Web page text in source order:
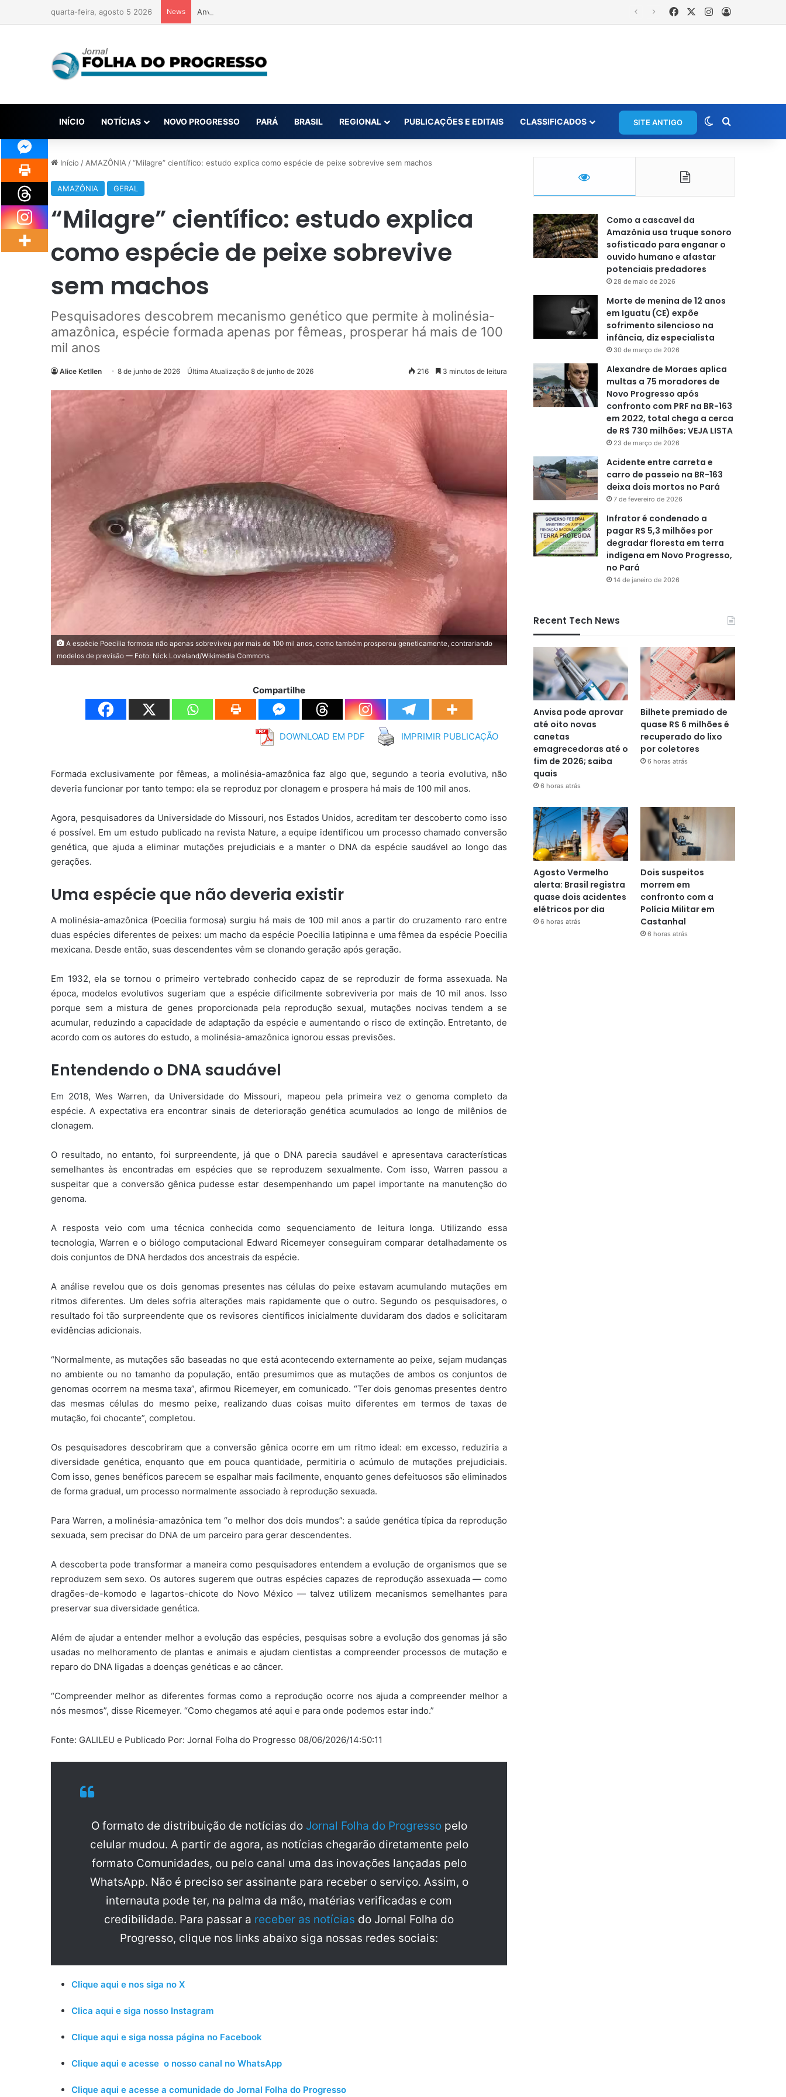
quarta-feira, agosto 5 2026 News Anvisa pode aprovar até oito novas canetas emagrecedoras até o fim de 2026; saiba quais FacebookInstagram
INÍCIO NOTÍCIAS NOVO PROGRESSO PARÁ BRASIL REGIONAL PUBLICAÇÕES E EDITAIS CLASSIFICADOS SITE ANTIGO Switch skin
Início / AMAZÔNIA /“Milagre” científico: estudo explica como espécie de peixe sobrevive sem machos
AMAZÔNIA GERAL
“Milagre” científico: estudo explica
como espécie de peixe sobrevive
sem machos
Pesquisadores descobrem mecanismo genético que permite à molinésia-
amazônica, espécie formada apenas por fêmeas, prosperar há mais de 100
mil anos
Alice Ketllen 8 de junho de 2026 Última Atualização 8 de junho de 2026 216 3 minutos de leitura
A espécie Poecilia formosa não apenas sobreviveu por mais de 100 mil anos, como também prosperou geneticamente, contrariando
modelos de previsão — Foto: Nick Loveland/Wikimedia Commons
Compartilhe
DOWNLOAD EM PDF IMPRIMIR PUBLICAÇÃO
Formada exclusivamente por fêmeas, a molinésia-amazônica faz algo que, segundo a teoria evolutiva, não
deveria funcionar por tanto tempo: ela se reproduz por clonagem e prospera há mais de 100 mil anos.
Agora, pesquisadores da Universidade do Missouri, nos Estados Unidos, acreditam ter descoberto como isso
é possível. Em um estudo publicado na revista Nature, a equipe identificou um processo chamado conversão
genética, que ajuda a eliminar mutações prejudiciais e a manter o DNA da espécie saudável ao longo das
gerações.
Uma espécie que não deveria existir
A molinésia-amazônica (Poecilia formosa) surgiu há mais de 100 mil anos a partir do cruzamento raro entre
duas espécies diferentes de peixes: um macho da espécie Poecilia latipinna e uma fêmea da espécie Poecilia
mexicana. Desde então, suas descendentes vêm se clonando geração após geração.
Em 1932, ela se tornou o primeiro vertebrado conhecido capaz de se reproduzir de forma assexuada. Na
época, modelos evolutivos sugeriam que a espécie dificilmente sobreviveria por mais de 10 mil anos. Isso
porque sem a mistura de genes proporcionada pela reprodução sexual, mutações nocivas tendem a se
acumular, reduzindo a capacidade de adaptação da espécie e aumentando o risco de extinção. Entretanto, de
acordo com os autores do estudo, a molinésia-amazônica ignorou essas previsões.
Entendendo o DNA saudável
Em 2018, Wes Warren, da Universidade do Missouri, mapeou pela primeira vez o genoma completo da
espécie. A expectativa era encontrar sinais de deterioração genética acumulados ao longo de milênios de
clonagem.
O resultado, no entanto, foi surpreendente, já que o DNA parecia saudável e apresentava características
semelhantes às encontradas em espécies que se reproduzem sexualmente. Com isso, Warren passou a
suspeitar que a conversão gênica pudesse estar desempenhando um papel importante na manutenção do
genoma.
A resposta veio com uma técnica conhecida como sequenciamento de leitura longa. Utilizando essa
tecnologia, Warren e o biólogo computacional Edward Ricemeyer conseguiram comparar detalhadamente os
dois conjuntos de DNA herdados dos ancestrais da espécie.
A análise revelou que os dois genomas presentes nas células do peixe estavam acumulando mutações em
ritmos diferentes. Um deles sofria alterações mais rapidamente que o outro. Segundo os pesquisadores, o
resultado foi tão surpreendente que os revisores científicos inicialmente duvidaram dos dados e solicitaram
evidências adicionais.
“Normalmente, as mutações são baseadas no que está acontecendo externamente ao peixe, sejam mudanças
no ambiente ou no tamanho da população, então presumimos que as mutações de ambos os conjuntos de
genomas ocorrem na mesma taxa”, afirmou Ricemeyer, em comunicado. “Ter dois genomas presentes dentro
das mesmas células do mesmo peixe, realizando duas coisas muito diferentes em termos de taxas de
mutação, foi chocante”, completou.
Os pesquisadores descobriram que a conversão gênica ocorre em um ritmo ideal: em excesso, reduziria a
diversidade genética, enquanto que em pouca quantidade, permitiria o acúmulo de mutações prejudiciais.
Com isso, genes benéficos parecem se espalhar mais facilmente, enquanto genes defeituosos são eliminados
de forma gradual, um processo normalmente associado à reprodução sexuada.
Para Warren, a molinésia-amazônica tem “o melhor dos dois mundos”: a saúde genética típica da reprodução
sexuada, sem precisar do DNA de um parceiro para gerar descendentes.
A descoberta pode transformar a maneira como pesquisadores entendem a evolução de organismos que se
reproduzem sem sexo. Os autores sugerem que outras espécies capazes de reprodução assexuada — como
dragões-de-komodo e lagartos-chicote do Novo México — talvez utilizem mecanismos semelhantes para
preservar sua diversidade genética.
Além de ajudar a entender melhor a evolução das espécies, pesquisas sobre a evolução dos genomas já são
usadas no melhoramento de plantas e animais e ajudam cientistas a compreender processos de mutação e
reparo do DNA ligadas a doenças genéticas e ao câncer.
“Compreender melhor as diferentes formas como a reprodução ocorre nos ajuda a compreender melhor a
nós mesmos”, disse Ricemeyer. “Como chegamos até aqui e para onde podemos estar indo.”
Fonte: GALILEU e Publicado Por: Jornal Folha do Progresso 08/06/2026/14:50:11
O formato de distribuição de notícias do Jornal Folha do Progresso pelo
celular mudou. A partir de agora, as notícias chegarão diretamente pelo
formato Comunidades, ou pelo canal uma das inovações lançadas pelo
WhatsApp. Não é preciso ser assinante para receber o serviço. Assim, o
internauta pode ter, na palma da mão, matérias verificadas e com
credibilidade. Para passar a receber as notícias do Jornal Folha do
Progresso, clique nos links abaixo siga nossas redes sociais:
Clique aqui e nos siga no X
Clica aqui e siga nosso Instagram
Clique aqui e siga nossa página no Facebook
Clique aqui e acesse o nosso canal no WhatsApp
Clique aqui e acesse a comunidade do Jornal Folha do Progresso
Como a cascavel da
Amazônia usa truque sonoro
sofisticado para enganar o
ouvido humano e afastar
potenciais predadores
28 de maio de 2026
Morte de menina de 12 anos
em Iguatu (CE) expõe
sofrimento silencioso na
infância, diz especialista
30 de março de 2026
Alexandre de Moraes aplica
multas a 75 moradores de
Novo Progresso após
confronto com PRF na BR-163
em 2022, total chega a cerca
de R$ 730 milhões; VEJA LISTA
23 de março de 2026
Acidente entre carreta e
carro de passeio na BR-163
deixa dois mortos no Pará
7 de fevereiro de 2026
Infrator é condenado a
pagar R$ 5,3 milhões por
degradar floresta em terra
indígena em Novo Progresso,
no Pará
14 de janeiro de 2026
Recent Tech News
Anvisa pode aprovar
até oito novas
canetas
emagrecedoras até o
fim de 2026; saiba
quais
6 horas atrás
Bilhete premiado de
quase R$ 6 milhões é
recuperado do lixo
por coletores
6 horas atrás
Agosto Vermelho
alerta: Brasil registra
quase dois acidentes
elétricos por dia
6 horas atrás
Dois suspeitos
morrem em
confronto com a
Polícia Militar em
Castanhal
6 horas atrás